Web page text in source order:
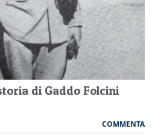
di Gaddo Folcini
COMMENTA